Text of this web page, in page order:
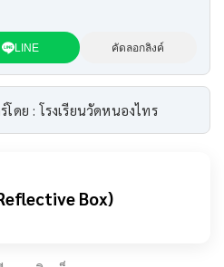
LINE คัดลอกลิงค์
ดย : โรงเรียนวัดหนองไทร
Box)